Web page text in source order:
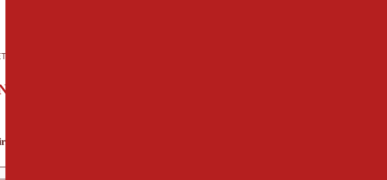
auch!
besten Urlaubstipps für Tirol.